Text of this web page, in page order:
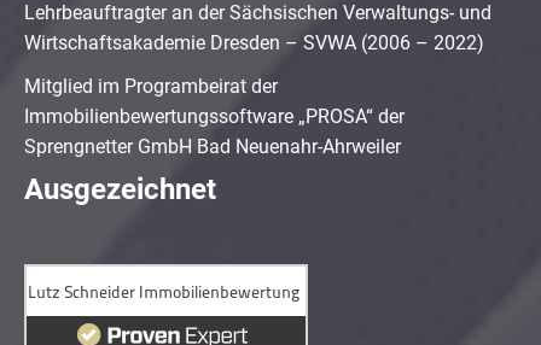
Lehrbeauftragter an der Sächsischen Verwaltungs- und
Wirtschaftsakademie Dresden – SVWA (2006 – 2022)
Mitglied im Programbeirat der
Immobilienbewertungssoftware „PROSA“ der
Sprengnetter GmbH Bad Neuenahr-Ahrweiler
Ausgezeichnet